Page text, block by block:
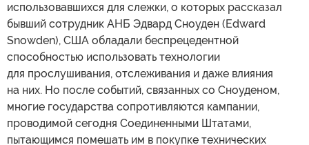
использовавшихся для слежки, о которых рассказал
бывший сотрудник АНБ Эдвард Сноуден (Edward
Snowden), США обладали беспрецедентной
способностью использовать технологии
для прослушивания, отслеживания и даже влияния
на них. Но после событий, связанных со Сноуденом,
многие государства сопротивляются кампании,
проводимой сегодня Соединенными Штатами,
пытающимся помешать им в покупке технических